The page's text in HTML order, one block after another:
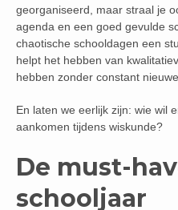
georganiseerd, maar straal je
agenda en een goed gevulde
chaotische schooldagen een
helpt het hebben van
hebben zonder constant
En laten we eerlijk zijn: wie wil
aankomen tijdens wiskunde?
De must-
schooljaar